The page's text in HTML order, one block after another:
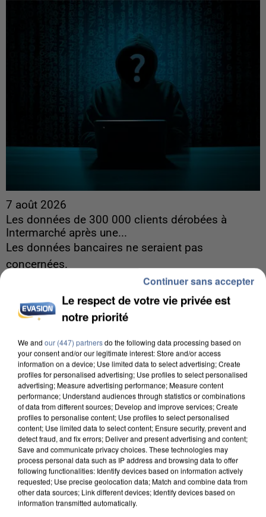
7 août 2026
Les données de 300 000 clients dérobées à
Intermarché après une...
Les données bancaires ne seraient pas
concernées.
7 août 2026
Un second cadre de la DZ Mafia interpellé en
Algérie
Le respect de votre vie privée est
notre priorité
We and our (447) partnersdo the following data processing based on
your consent and/or our legitimate interest: Store and/or access
information on a device; Use limited data to select advertising; Create
profiles for personalised advertising; Use profiles to select personalised
advertising; Measure advertising performance; Measure content
performance; Understand audiences through statistics or combinations
of data from different sources; Develop and improve services; Create
profiles to personalise content; Use profiles to select personalised
content; Use limited data to select content; Ensure security, prevent and
detect fraud, and fix errors; Deliver and present advertising and content;
Save and communicate privacy choices. These technologies may
process personal data such as IP address and browsing data to offer
following functionalities: Identify devices based on information actively
requested; Use precise geolocation data; Match and combine data from
other data sources; Link different devices; Identify devices based on
information transmitted automatically.
Continuer sans accepter